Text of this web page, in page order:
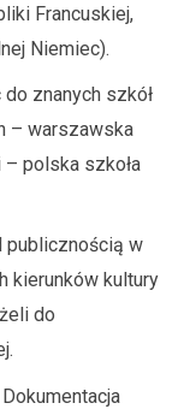
Francuskiej,
Niemiec).
znanych szkół
– warszawska
polska szkoła
publicznością w
kierunków kultury
do